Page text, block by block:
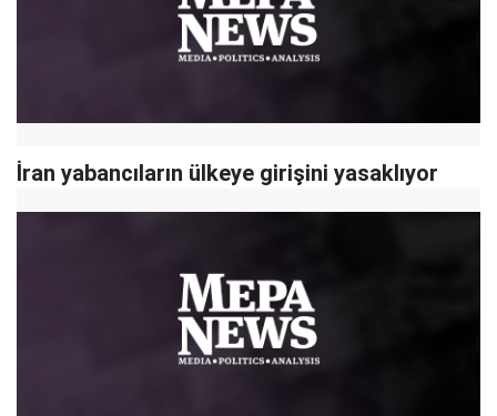
İran yabancıların ülkeye girişini yasaklıyor